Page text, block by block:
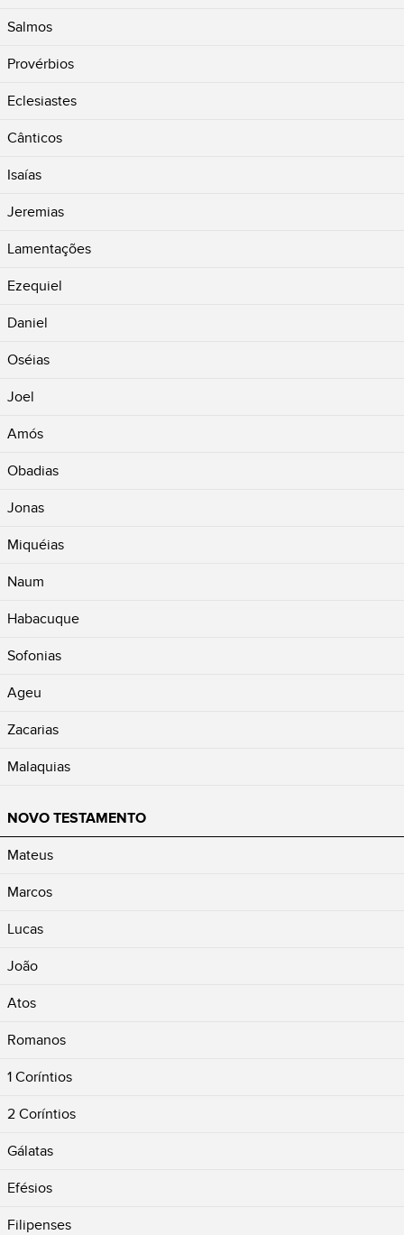
Salmos
Provérbios
Eclesiastes
Cânticos
Isaías
Jeremias
Lamentações
Ezequiel
Daniel
Oséias
Joel
Amós
Obadias
Jonas
Miquéias
Naum
Habacuque
Sofonias
Ageu
Zacarias
Malaquias
NOVO TESTAMENTO
Mateus
Marcos
Lucas
João
Atos
Romanos
1 Coríntios
2 Coríntios
Gálatas
Efésios
Filipenses